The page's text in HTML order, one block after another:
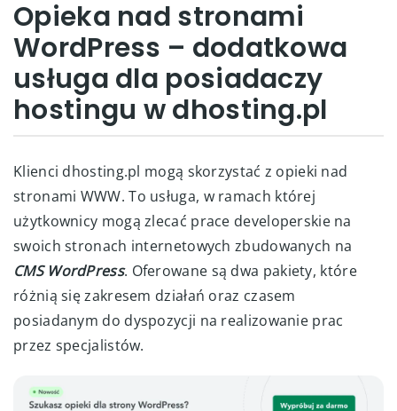
Opieka nad stronami
WordPress – dodatkowa
usługa dla posiadaczy
hostingu w dhosting.pl
Klienci dhosting.pl mogą skorzystać z opieki nad
stronami WWW. To usługa, w ramach której
użytkownicy mogą zlecać prace developerskie na
swoich stronach internetowych zbudowanych na
CMS WordPress. Oferowane są dwa pakiety, które
różnią się zakresem działań oraz czasem
posiadanym do dyspozycji na realizowanie prac
przez specjalistów.